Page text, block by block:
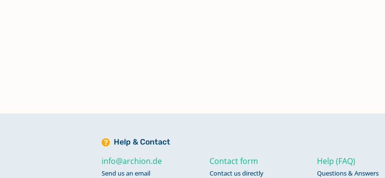
Bestattungen 1898 - 2023
Kircheneintritte 1967 - 2022;
Help & Contact
info@archion.de
Send us an email
Contact form
Contact us directly
Help (FAQ)
Questions & Answers